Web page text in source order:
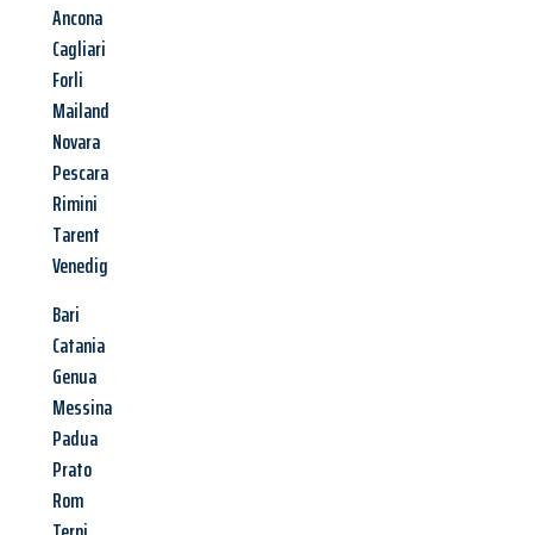
Ancona
Cagliari
Forli
Mailand
Novara
Pescara
Rimini
Tarent
Venedig
Bari
Catania
Genua
Messina
Padua
Prato
Rom